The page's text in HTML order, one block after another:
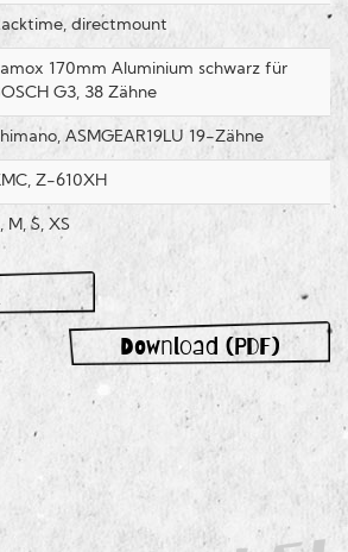
directmount
170mm Aluminium schwarz für
G3, 38 Zähne
ASMGEAR19LU 19-Zähne
Z-610XH
M, S, XS
Download (PDF)